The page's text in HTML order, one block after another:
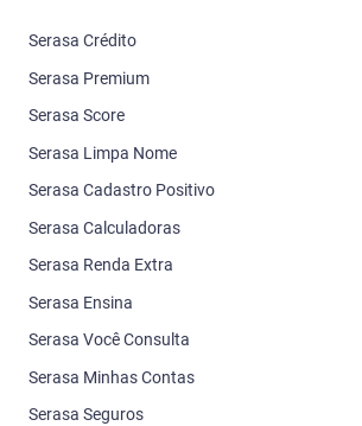
Serasa Crédito
Serasa Premium
Serasa Score
Serasa Limpa Nome
Serasa Cadastro Positivo
Serasa Calculadoras
Serasa Renda Extra
Serasa Ensina
Serasa Você Consulta
Serasa Minhas Contas
Serasa Seguros